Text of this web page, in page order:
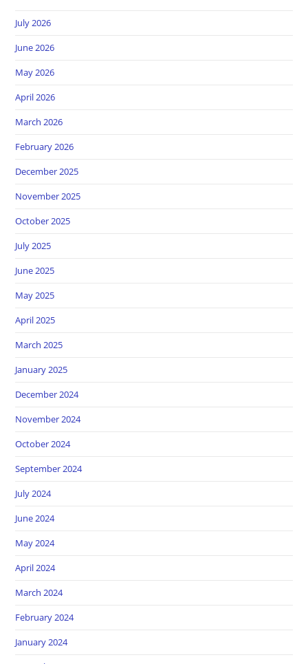
July 2026
June 2026
May 2026
April 2026
March 2026
February 2026
December 2025
November 2025
October 2025
July 2025
June 2025
May 2025
April 2025
March 2025
January 2025
December 2024
November 2024
October 2024
September 2024
July 2024
June 2024
May 2024
April 2024
March 2024
February 2024
January 2024